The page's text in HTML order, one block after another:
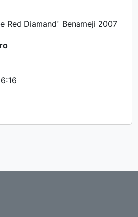
Red Diamand" Benameji 2007